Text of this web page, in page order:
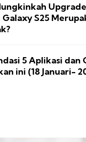
Galaxy S25
5 Aplikasi dan
ini (18 Januari-